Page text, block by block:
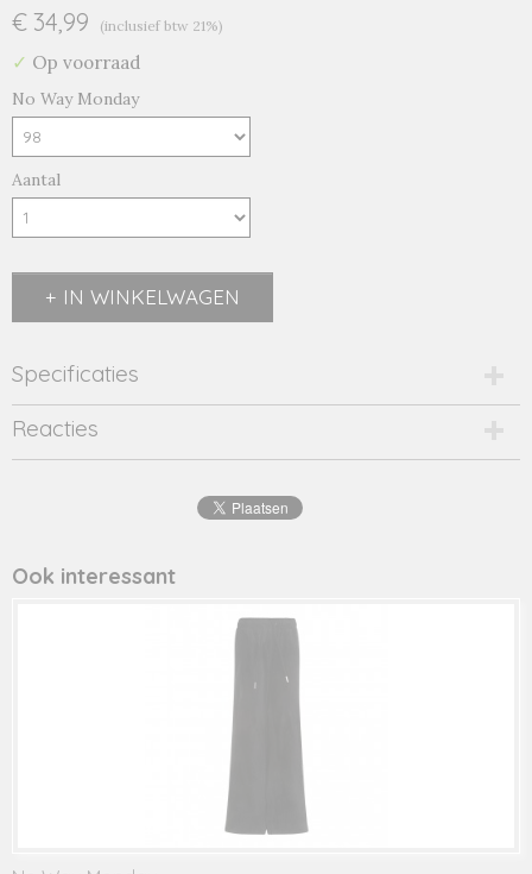
€ 34,99 (inclusief btw 21%)
✓ Op voorraad
No Way Monday
Aantal
IN WINKELWAGEN
Specificaties
Productcode
2338-13290
Productcode leverancier
Reacties
Ook interessant